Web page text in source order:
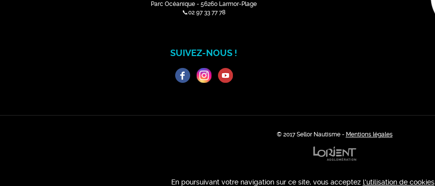
En poursuivant votre navigation sur ce site, vous acceptez l'utilisation de cookies.
Parc Océanique - 56260 Larmor-Plage
📞02 97 33 77 78
SUIVEZ-NOUS !
© 2017 Sellor Nautisme - Mentions légales